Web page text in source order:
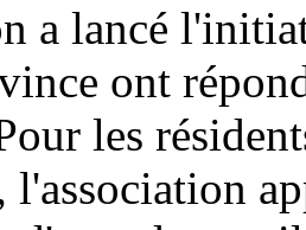
a lancé
ont
les
l'association